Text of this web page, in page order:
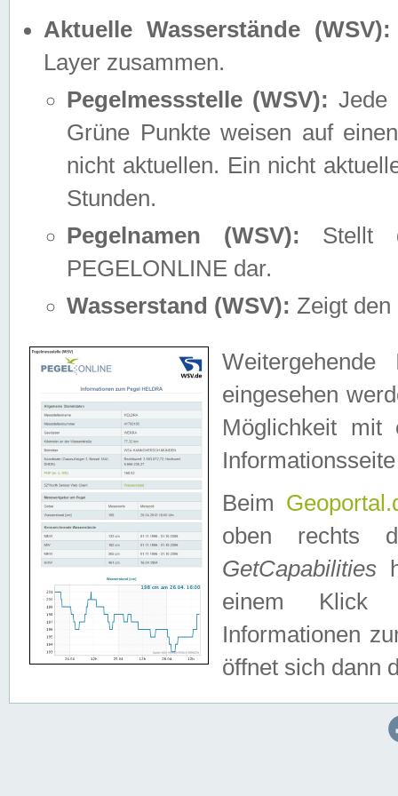
Aktuelle Wasserstände (WSV):
Layer zusammen.
Pegelmessstelle (WSV): Jede
Grüne Punkte weisen auf
nicht aktuellen. Ein nicht
Stunden.
Pegelnamen (WSV): Stellt
PEGELONLINE dar.
Wasserstand (WSV): Zeigt den
eingesehen
Möglichkeit mit
Beim
oben rechts
GetCapabilities
einem Klick
Informationen
öffnet sich dann